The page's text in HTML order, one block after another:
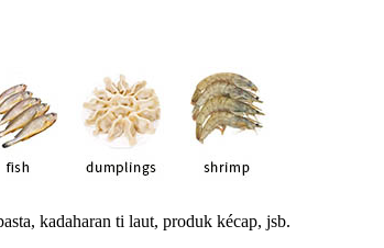
kadaharan ti laut, produk kécap, jsb.